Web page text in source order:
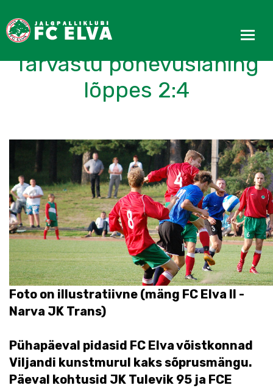
FC Elva II versus FC
Tarvastu põnevuslahing
lõppes 2:4
Foto on illustratiivne (mäng FC Elva II -
Narva JK Trans)
Pühapäeval pidasid FC Elva võistkonnad
Viljandi kunstmurul kaks sõprusmängu.
Päeval kohtusid JK Tulevik 95 ja FCE